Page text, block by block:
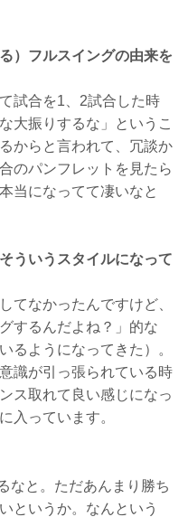
）フルスイングの由来を
試合を1、2試合した時
大振りするな」というこ
からと言われて、冗談か
のパンフレットを見たら
当になってて凄いなと
ういうスタイルになって
てなかったんですけど、
するんだよね？」的な
るようになってきた）。
識が引っ張られている時
ス取れて良い感じになっ
入っています。
なと。ただあんまり勝ち
というか。なんという